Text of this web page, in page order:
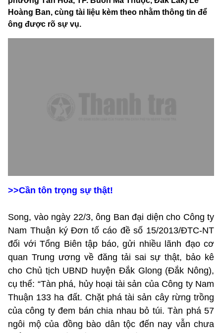
Hoàng Ban, cùng tài liệu kèm theo nhằm thông tin để
ông được rõ sự vụ.
>>Cần tôn trọng sự thật!
Song, vào ngày 22/3, ông Ban đại diện cho Công ty
Nam Thuận ký Đơn tố cáo đề số 15/2013/ĐTC-NT
đối với Tổng Biên tập báo, gửi nhiều lãnh đạo cơ
quan Trung ương về đăng tải sai sự thật, bảo kê
cho Chủ tịch UBND huyện Đắk Glong (Đắk Nông),
cụ thể: “Tàn phá, hủy hoại tài sản của Công ty Nam
Thuận 133 ha đất. Chặt phá tài sản cây rừng trồng
của công ty đem bán chia nhau bỏ túi. Tàn phá 57
ngôi mộ của đồng bào dân tộc đến nay vẫn chưa